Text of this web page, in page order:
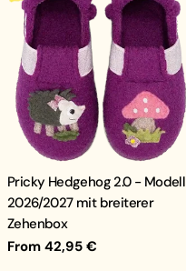
Pricky Hedgehog 2.0 - Modell
2026/2027 mit breiterer
Zehenbox
Regular
From 42,95 €